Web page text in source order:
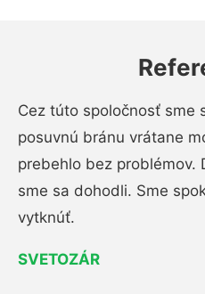
Cez túto spoločnosť sme
posuvnú bránu vrátane
prebehlo bez problémov.
sme sa dohodli. Sme
vytknúť.
SVETOZÁR